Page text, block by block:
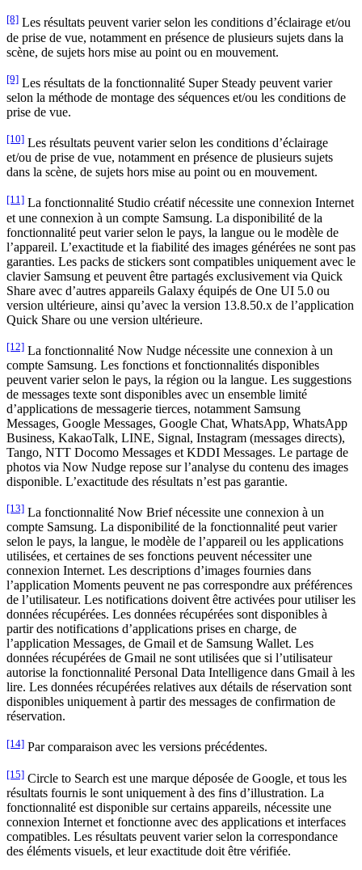
[8] Les résultats peuvent varier selon les conditions d’éclairage et/ou
de prise de vue, notamment en présence de plusieurs sujets dans la
scène, de sujets hors mise au point ou en mouvement.
[9] Les résultats de la fonctionnalité Super Steady peuvent varier
selon la méthode de montage des séquences et/ou les conditions de
prise de vue.
[10] Les résultats peuvent varier selon les conditions d’éclairage
et/ou de prise de vue, notamment en présence de plusieurs sujets
dans la scène, de sujets hors mise au point ou en mouvement.
[11] La fonctionnalité Studio créatif nécessite une connexion Internet
et une connexion à un compte Samsung. La disponibilité de la
fonctionnalité peut varier selon le pays, la langue ou le modèle de
l’appareil. L’exactitude et la fiabilité des images générées ne sont pas
garanties. Les packs de stickers sont compatibles uniquement avec le
clavier Samsung et peuvent être partagés exclusivement via Quick
Share avec d’autres appareils Galaxy équipés de One UI 5.0 ou
version ultérieure, ainsi qu’avec la version 13.8.50.x de l’application
Quick Share ou une version ultérieure.
[12] La fonctionnalité Now Nudge nécessite une connexion à un
compte Samsung. Les fonctions et fonctionnalités disponibles
peuvent varier selon le pays, la région ou la langue. Les suggestions
de messages texte sont disponibles avec un ensemble limité
d’applications de messagerie tierces, notamment Samsung
Messages, Google Messages, Google Chat, WhatsApp, WhatsApp
Business, KakaoTalk, LINE, Signal, Instagram (messages directs),
Tango, NTT Docomo Messages et KDDI Messages. Le partage de
photos via Now Nudge repose sur l’analyse du contenu des images
disponible. L’exactitude des résultats n’est pas garantie.
[13] La fonctionnalité Now Brief nécessite une connexion à un
compte Samsung. La disponibilité de la fonctionnalité peut varier
selon le pays, la langue, le modèle de l’appareil ou les applications
utilisées, et certaines de ses fonctions peuvent nécessiter une
connexion Internet. Les descriptions d’images fournies dans
l’application Moments peuvent ne pas correspondre aux préférences
de l’utilisateur. Les notifications doivent être activées pour utiliser les
données récupérées. Les données récupérées sont disponibles à
partir des notifications d’applications prises en charge, de
l’application Messages, de Gmail et de Samsung Wallet. Les
données récupérées de Gmail ne sont utilisées que si l’utilisateur
autorise la fonctionnalité Personal Data Intelligence dans Gmail à les
lire. Les données récupérées relatives aux détails de réservation sont
disponibles uniquement à partir des messages de confirmation de
réservation.
[14] Par comparaison avec les versions précédentes.
[15] Circle to Search est une marque déposée de Google, et tous les
résultats fournis le sont uniquement à des fins d’illustration. La
fonctionnalité est disponible sur certains appareils, nécessite une
connexion Internet et fonctionne avec des applications et interfaces
compatibles. Les résultats peuvent varier selon la correspondance
des éléments visuels, et leur exactitude doit être vérifiée.